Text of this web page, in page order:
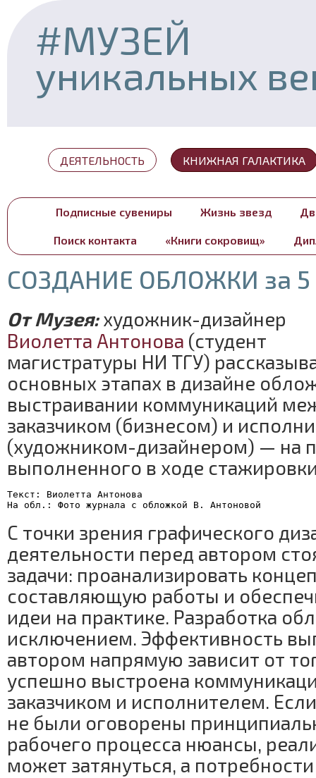
#МУЗЕЙ
уникальных
ДЕЯТЕЛЬНОСТЬ КНИЖНАЯ ГАЛАКТИКА
Подписные сувениры Жизнь звезд
Поиск контакта «Книги сокровищ»
СОЗДАНИЕ ОБЛОЖКИ за 5
От Музея:художник-дизайнер
Виолетта Антонова (студент
магистратуры НИ ТГУ)
основных этапах в дизайне
выстраивании коммуникаций
заказчиком (бизнесом) и
(художником-дизайнером) — на
выполненного в ходе
Текст: Виолетта Антонова
На обл.: Фото журнала с обложкой В. Антоновой
С точки зрения графического
деятельности перед автором
задачи: проанализировать
составляющую работы и
идеи на практике. Разработка
исключением. Эффективность
автором напрямую зависит от
успешно выстроена
заказчиком и исполнителем.
не были оговорены
рабочего процесса нюансы,
может затянуться, а